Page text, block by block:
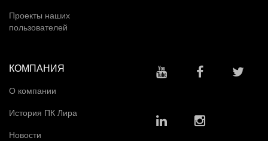
Проекты наших
пользователей
КОМПАНИЯ
О компании
История ПК Лира
Новости